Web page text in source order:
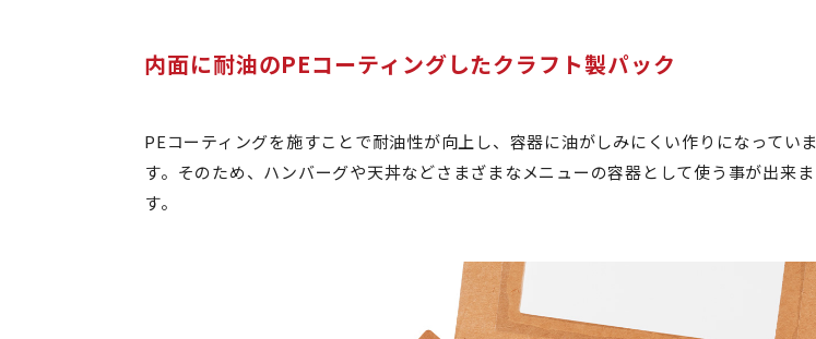
内面に耐油のPEコーティングしたクラフト製パック
PEコーティングを施すことで耐油性が向上し、容器に油がしみにくい作りになっていま
す。そのため、ハンバーグや天丼などさまざまなメニューの容器として使う事が出来ま
す。